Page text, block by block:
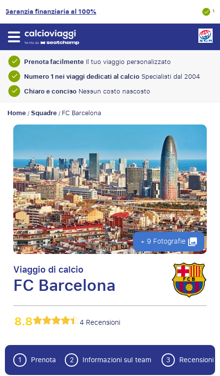
Valutazione del cliente9.3/10
Prenota facilmente Il tuo viaggio personalizzato
Numero 1 nei viaggi dedicati al calcioSpecialisti dal 2004
Chiaro e concisoNessun costo nascosto
Home/Squadre/FC Barcelona
+ 9 Fotografie
Viaggio di calcio
FC Barcelona
8.8 4 Recensioni
1 Prenota 2 Informazioni sul team 3 Recensioni